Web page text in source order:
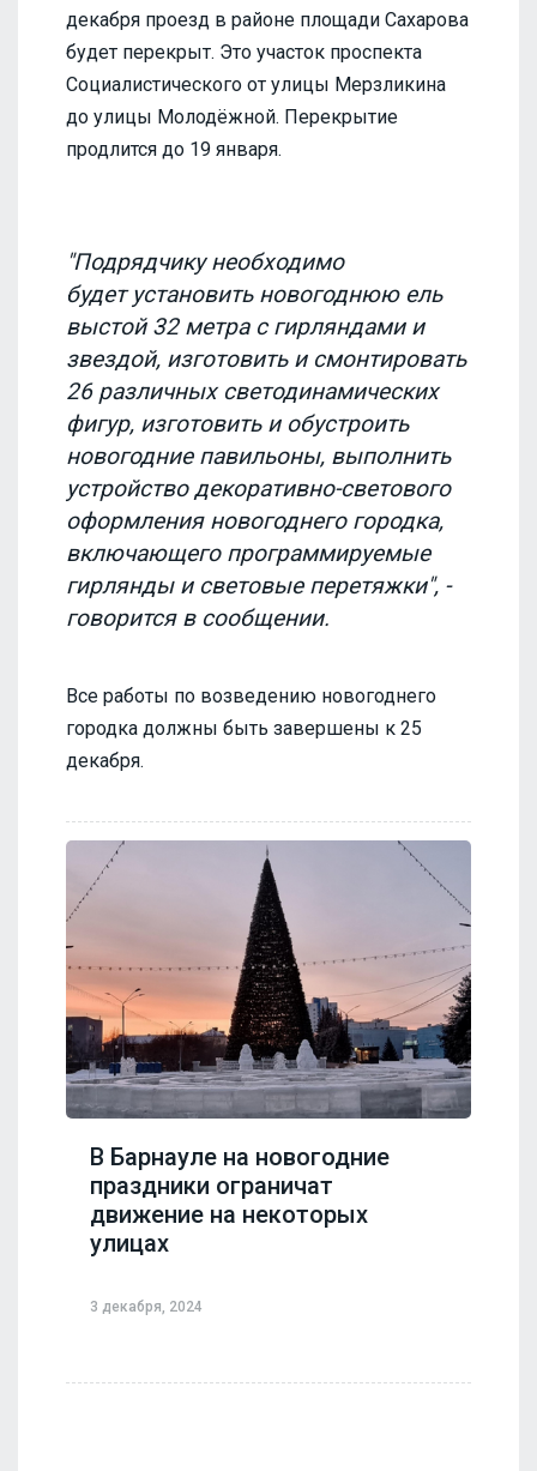
декабря проезд в районе площади Сахарова
будет перекрыт. Это участок проспекта
Социалистического от улицы Мерзликина
до улицы Молодёжной. Перекрытие
продлится до 19 января.
"Подрядчику необходимо
будет установить новогоднюю ель
выстой 32 метра с гирляндами и
звездой, изготовить и смонтировать
26 различных светодинамических
фигур, изготовить и обустроить
новогодние павильоны, выполнить
устройство декоративно-светового
оформления новогоднего городка,
включающего программируемые
гирлянды и световые перетяжки", -
говорится в сообщении.
Все работы по возведению новогоднего
городка должны быть завершены к 25
декабря.
В Барнауле на новогодние
праздники ограничат
движение на некоторых
улицах
3 декабря, 2024